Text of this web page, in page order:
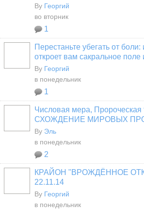
By Георгий
во вторник
1
Перестаньте убегать от
откроет вам сакральное
By Георгий
в понедельник
1
Числовая мера, Пророческая
СХОЖДЕНИЕ МИРОВЫХ
By Эль
в понедельник
2
КРАЙОН "ВРОЖДЁННОЕ
22.11.14
By Георгий
в понедельник